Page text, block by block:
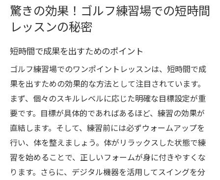
驚きの効果！ゴルフ練習場での短時間
レッスンの秘密
短時間で成果を出すためのポイント
ゴルフ練習場でのワンポイントレッスンは、短時間で成
果を出すための効果的な方法として注目されています。
まず、個々のスキルレベルに応じた明確な目標設定が重
要です。目標が具体的であればあるほど、練習の効果が
直結します。そして、練習前には必ずウォームアップを
行い、体を整えましょう。体がリラックスした状態で練
習を始めることで、正しいフォームが身に付きやすくな
ります。さらに、デジタル機器を活用してスイングを分